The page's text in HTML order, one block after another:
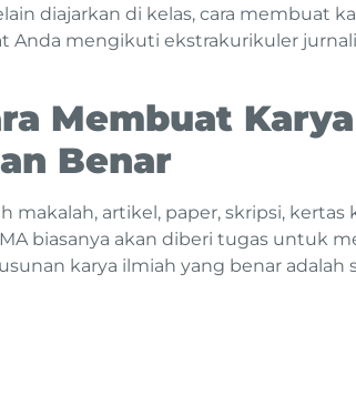
diajarkan di kelas, cara membuat
Anda mengikuti ekstrakurikuler
Membuat
Benar
makalah, artikel, paper, skripsi, kertas
biasanya akan diberi tugas untuk
karya ilmiah yang benar adalah